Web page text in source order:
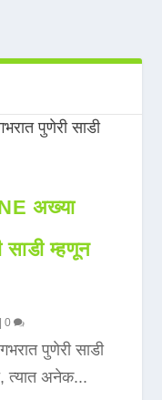
अख्या
साडी म्हणून
|0
पुणेरी साडी
त्यात अनेक...